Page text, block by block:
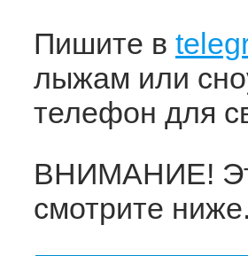
Пишите в
лыжам или
телефон для
ВНИМАНИЕ!
смотрите ниже.